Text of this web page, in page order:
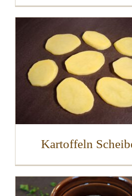
Kartoffeln